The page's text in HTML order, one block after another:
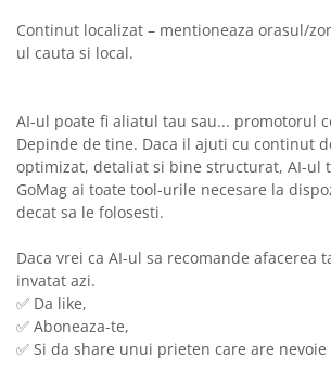
Continut localizat – mentioneaza orasul/
ul cauta si local.
AI-ul poate fi aliatul tau sau... promotorul
Depinde de tine. Daca il ajuti cu continut
optimizat, detaliat si bine structurat, AI-ul
GoMag ai toate tool-urile necesare la
decat sa le folosesti.
Daca vrei ca AI-ul sa recomande afacerea
invatat azi.
✅ Da like,
✅ Aboneaza-te,
✅ Si da share unui prieten care are nevoie